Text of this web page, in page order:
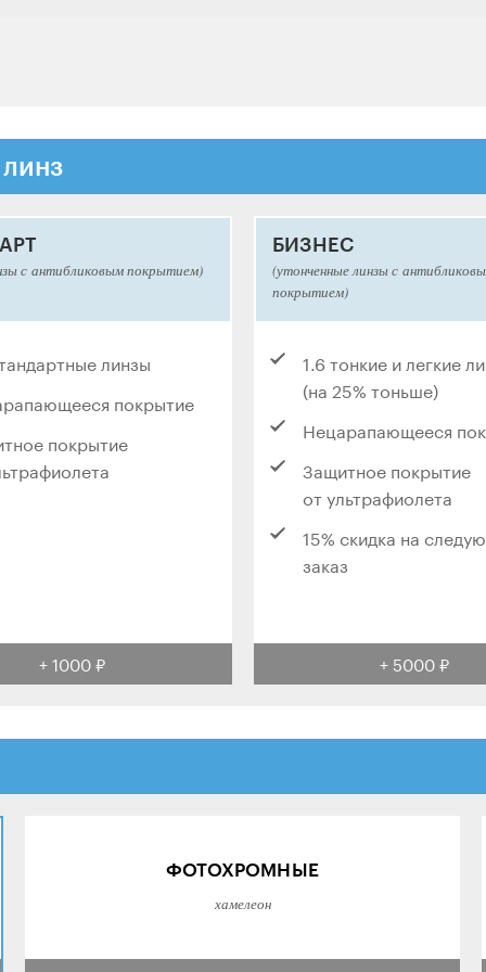
с антибликовым покрытием)
линзы
покрытие
покрытие
+ 1000 ₽
БИЗНЕС
(утонченные линзы с
покрытием)
1.6 тонкие и легкие
(на 25% тоньше)
Нецарапающееся
Защитное покрытие
от ультрафиолета
15% скидка на
заказ
+ 5000 ₽
ФОТОХРОМНЫЕ
хамелеон